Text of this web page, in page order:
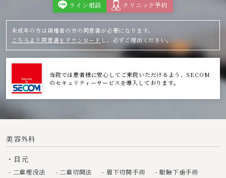
ライン相談 クリニック予約
未成年の方は親権者の方の同意書が必要になります。
こちらより同意書をダウンロード し、必ずご提出ください。
当院では患者様に安心してご来院いただけるよう、SECOM
のセキュリティーサービスを導入しております。
美容外科
目元
二重埋没法 二重切開法 眉下切開手術
眼瞼下垂手術